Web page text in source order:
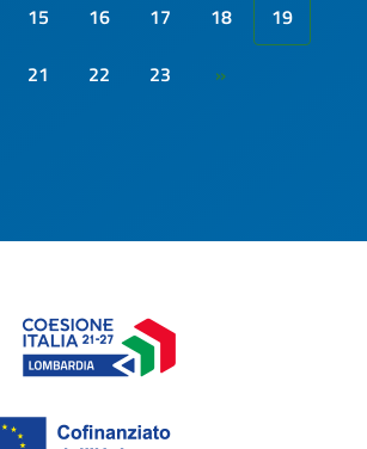
15 16 17 18
19
21 22 23 »